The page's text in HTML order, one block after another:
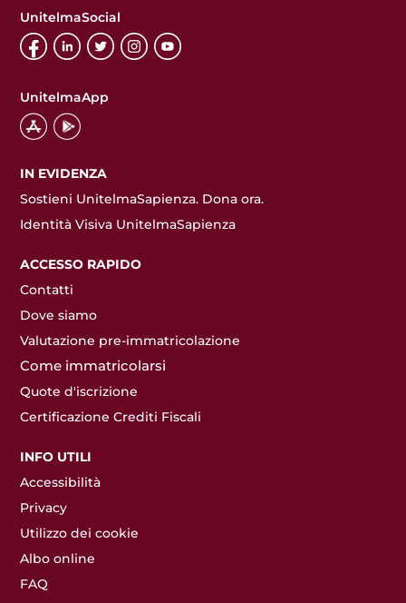
UnitelmaSocial
UnitelmaApp
IN EVIDENZA
Sostieni UnitelmaSapienza. Dona ora.
Identità Visiva UnitelmaSapienza
ACCESSO RAPIDO
Contatti
Dove siamo
Valutazione pre-immatricolazione
Come immatricolarsi
Quote d'iscrizione
Certificazione Crediti Fiscali
INFO UTILI
Accessibilità
Privacy
Utilizzo dei cookie
Albo online
FAQ